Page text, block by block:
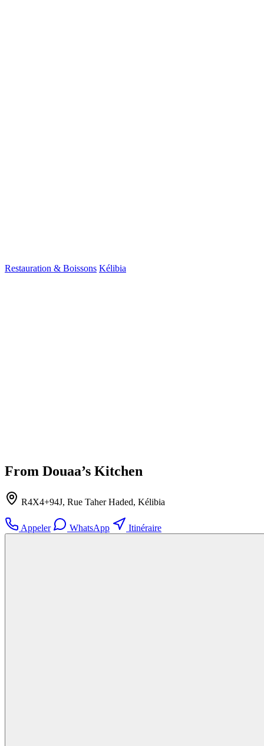
Restauration & Boissons Kélibia
From Douaa’s Kitchen
R4X4+94J, Rue Taher Haded, Kélibia
Appeler WhatsApp Itinéraire